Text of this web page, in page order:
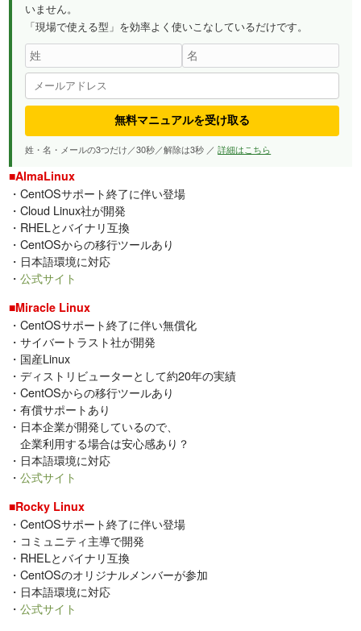
いません。
「現場で使える型」を効率よく使いこなしているだけです。
無料マニュアルを受け取る
姓・名・メールの3つだけ／30秒／解除は3秒 ／詳細はこちら
■AlmaLinux
・CentOSサポート終了に伴い登場
・Cloud Linux社が開発
・RHELとバイナリ互換
・CentOSからの移行ツールあり
・日本語環境に対応
・公式サイト
■Miracle Linux
・CentOSサポート終了に伴い無償化
・サイバートラスト社が開発
・国産Linux
・ディストリビューターとして約20年の実績
・CentOSからの移行ツールあり
・有償サポートあり
・日本企業が開発しているので、
企業利用する場合は安心感あり？
・日本語環境に対応
・公式サイト
■Rocky Linux
・CentOSサポート終了に伴い登場
・コミュニティ主導で開発
・RHELとバイナリ互換
・CentOSのオリジナルメンバーが参加
・日本語環境に対応
・公式サイト